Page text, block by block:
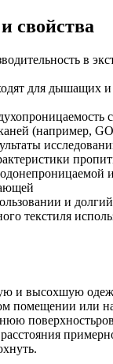
свойства
в
для дышащих и
(например,
и
и
текстиля
и высохшую
помещении или